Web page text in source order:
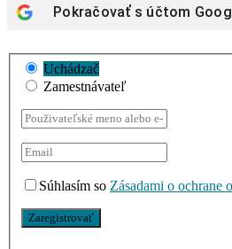
Pokračovať s účtom
Uchádzač
Zamestnávateľ
Súhlasím so Zásadami o ochrane